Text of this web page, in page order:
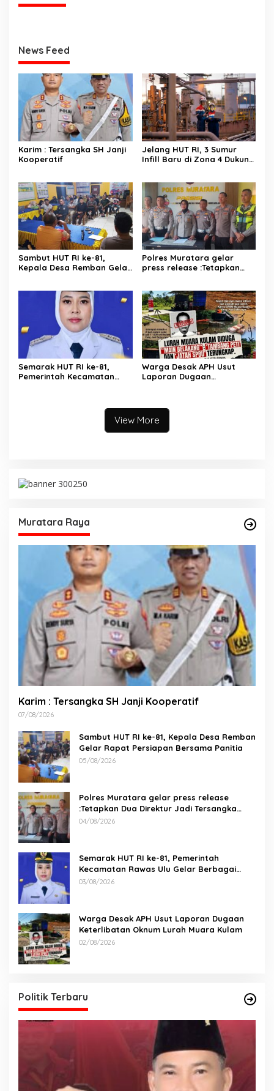
News Feed
Karim : Tersangka SH Janji
Kooperatif
Jelang HUT RI, 3 Sumur
Infill Baru di Zona 4 Dukung
Sambut HUT RI ke-81,
Kepala Desa Remban Gelar
Polres Muratara gelar
press release :Tetapkan
Maut antara Bus ALS dan
Tangki BBM Tewaskan 19
Orang
Semarak HUT RI ke-81,
Pemerintah Kecamatan
Warga Desak APH Usut
Laporan Dugaan
View More
Muratara Raya
Karim : Tersangka SH Janji Kooperatif
07/08/2026
Sambut HUT RI ke-81, Kepala Desa Remban
Gelar Rapat Persiapan Bersama Panitia
05/08/2026
Polres Muratara gelar press release
:Tetapkan Dua Direktur Jadi Tersangka
Kecelakaan Maut antara Bus ALS dan
04/08/2026
Semarak HUT RI ke-81, Pemerintah
Kecamatan Rawas Ulu Gelar Berbagai
Lomba
03/08/2026
Warga Desak APH Usut Laporan Dugaan
Keterlibatan Oknum Lurah Muara Kulam
02/08/2026
Politik Terbaru